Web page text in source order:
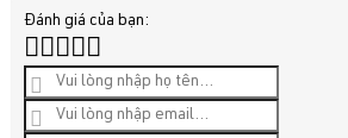
Đánh giá của bạn: